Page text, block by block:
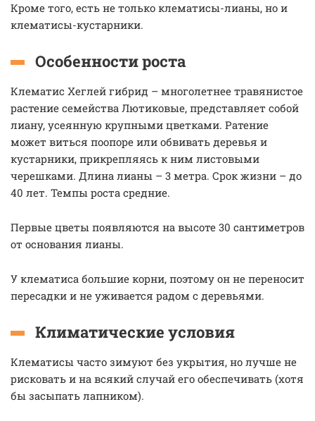
Кроме того, есть не только клематисы-лианы, но и
клематисы-кустарники.
Особенности роста
Клематис Хеглей гибрид – многолетнее травянистое
растение семейства Лютиковые, представляет собой
лиану, усеянную крупными цветками. Ратение
может виться поопоре или обвивать деревья и
кустарники, прикрепляясь к ним листовыми
черешками. Длина лианы – 3 метра. Срок жизни – до
40 лет. Темпы роста средние.
Первые цветы появляются на высоте 30 сантиметров
от основания лианы.
У клематиса большие корни, поэтому он не переносит
пересадки и не уживается радом с деревьями.
Климатические условия
Клематисы часто зимуют без укрытия, но лучше не
рисковать и на всякий случай его обеспечивать (хотя
бы засыпать лапником).